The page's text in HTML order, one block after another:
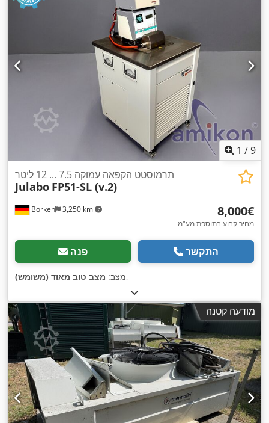
1 /9
Borken 3,250 km
תרמוסטט הקפאה עמוקה 7.5 ... 12 ליטר
Julabo FP51-SL (v.2)
‏8,000 ‏€
מחיר קבוע בתוספת מע"מ
פנה התקשר
מצב: מצב טוב מאוד (משומש) ,
מודעה קטנה